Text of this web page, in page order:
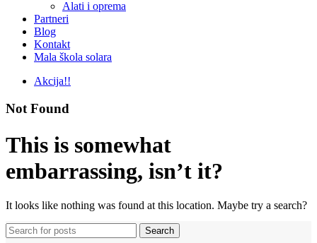
Alati i oprema
Partneri
Blog
Kontakt
Mala škola solara
Akcija!!
Not Found
This is somewhat
embarrassing, isn’t it?
It looks like nothing was found at this location. Maybe try a search?
Search